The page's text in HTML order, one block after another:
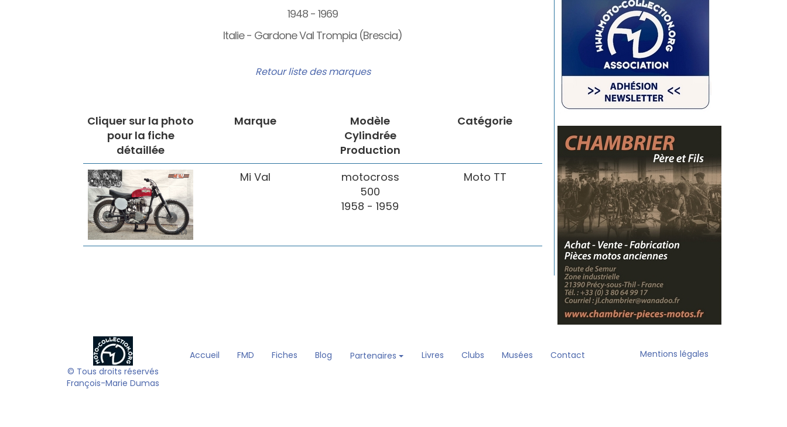
1948 - 1969
Italie - Gardone Val Trompia (Brescia)
Retour liste des marques
Cliquer sur la photo
pour la fiche
détaillée
Marque
Modèle
Cylindrée
Production
Catégorie
Mi Val
motocross
500
1958 - 1959
Moto TT
© Tous droits réservés
François-Marie Dumas
Accueil FMD Fiches Blog Partenaires Livres Clubs Musées Contact Mentions légales